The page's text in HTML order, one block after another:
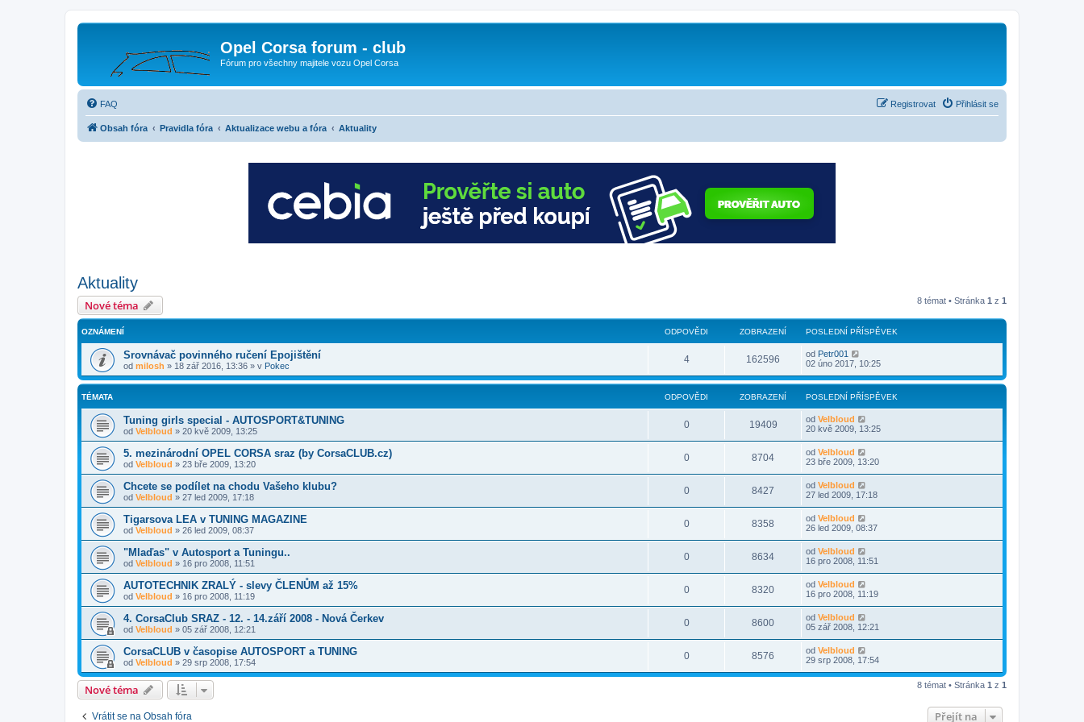
Opel Corsa forum - club
Fórum pro všechny majitele vozu Opel Corsa
FAQ Přihlásit se
Registrovat
Obsah fóra Pravidla fóra Aktualizace webu a fóra Aktuality
Aktuality
Nové téma 8 témat • Stránka 1 z 1
OZNÁMENÍ ODPOVĚDI ZOBRAZENÍ POSLEDNÍ PŘÍSPĚVEK
Srovnávač povinného ručení Epojištění
od milosh » 18 zář 2016, 13:36 » v Pokec
4 162596 od Petr001
02 úno 2017, 10:25
TÉMATA ODPOVĚDI ZOBRAZENÍ POSLEDNÍ PŘÍSPĚVEK
Tuning girls special - AUTOSPORT&TUNING
od Velbloud » 20 kvě 2009, 13:25
0 19409 od Velbloud
20 kvě 2009, 13:25
5. mezinárodní OPEL CORSA sraz (by CorsaCLUB.cz)
od Velbloud » 23 bře 2009, 13:20
0 8704 od Velbloud
23 bře 2009, 13:20
Chcete se podílet na chodu Vašeho klubu?
od Velbloud » 27 led 2009, 17:18
0 8427 od Velbloud
27 led 2009, 17:18
Tigarsova LEA v TUNING MAGAZINE
od Velbloud » 26 led 2009, 08:37
0 8358 od Velbloud
26 led 2009, 08:37
"Mlaďas" v Autosport a Tuningu..
od Velbloud » 16 pro 2008, 11:51
0 8634 od Velbloud
16 pro 2008, 11:51
AUTOTECHNIK ZRALÝ - slevy ČLENŮM až 15%
od Velbloud » 16 pro 2008, 11:19
0 8320 od Velbloud
16 pro 2008, 11:19
4. CorsaClub SRAZ - 12. - 14.září 2008 - Nová Čerkev
od Velbloud » 05 zář 2008, 12:21
0 8600 od Velbloud
05 zář 2008, 12:21
CorsaCLUB v časopise AUTOSPORT a TUNING
od Velbloud » 29 srp 2008, 17:54
0 8576 od Velbloud
29 srp 2008, 17:54
Nové téma 8 témat • Stránka 1 z 1
Vrátit se na Obsah fóra Přejít na